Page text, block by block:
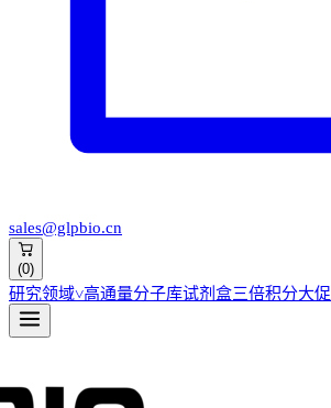
sales@glpbio.cn
(0)
研究领域˅高通量分子库试剂盒三倍积分大促